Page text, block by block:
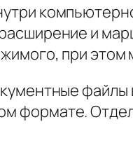
и
при
формате.